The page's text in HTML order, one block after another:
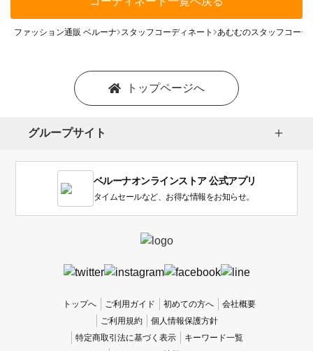
ファッション通販 ベルーナ スタッフコーディネート あむむのスタッフコーデ
トップページへ
グループサイト
ベルーナオンラインストア 公式アプリ
タイムセールなど、お得な情報をお知らせ。
トップへ ご利用ガイド 初めての方へ
会社概要
ご利用規約
個人情報保護方針
特定商取引法に基づく表示
キーワード一覧